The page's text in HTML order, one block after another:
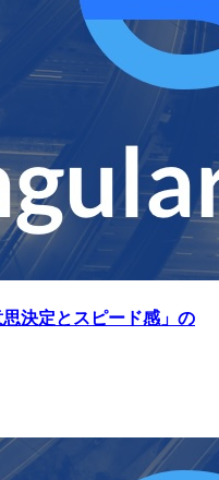
決定とスピード感」の